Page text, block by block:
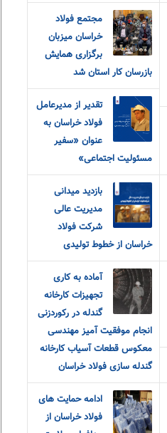
مجتمع فولاد
خراسان میزبان
برگزاری همایش
بازرسان کار استان شد
تقدیر از مدیرعامل
فولاد خراسان به
عنوان «سفیر
مسئولیت اجتماعی»
بازدید میدانی
مدیریت عالی
شرکت فولاد
خراسان از خطوط تولیدی
آماده به کاری
تجهیزات کارخانه
گندله در رکوردزنی
انجام موفقیت آمیز مهندسی
معکوس قطعات آسیاب کارخانه
گندله سازی فولاد خراسان
ادامه حمایت های
فولاد خراسان از